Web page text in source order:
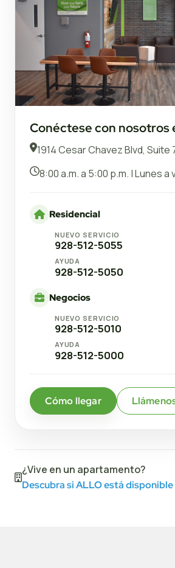
Conéctese con nosotros
1914 Cesar Chavez Blvd, Suite
8:00 a.m. a 5:00 p.m. | Lunes a
Residencial
NUEVO SERVICIO
928-512-5055
AYUDA
928-512-5050
Negocios
NUEVO SERVICIO
928-512-5010
AYUDA
928-512-5000
Cómo llegar
¿Vive en un apartamento?
Descubra si ALLO está